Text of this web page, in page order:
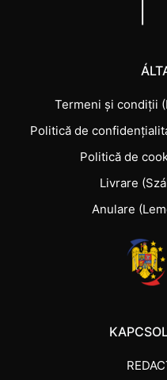
Termeni și condiții
Politică de
Politică de
Livrare
Anulare